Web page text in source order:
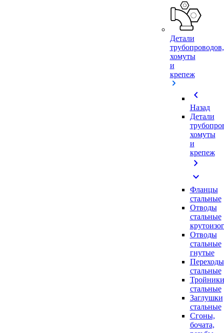
Детали
трубопроводов,
хомуты
и
крепеж
chevron_left
Назад
Детали
хомуты
и
крепеж
chevron_right
expand_more
Фланцы
стальные
Отводы
стальные
Отводы
стальные
гнутые
Переходы
стальные
Тройники
стальные
Заглушки
стальные
Сгоны,
бочата,